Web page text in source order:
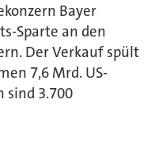
Bayer
Sparte an den
Der Verkauf spült
7,6 Mrd. US-
sind 3.700